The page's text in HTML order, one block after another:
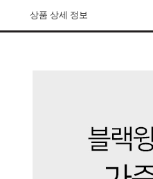
상품 상세 정보